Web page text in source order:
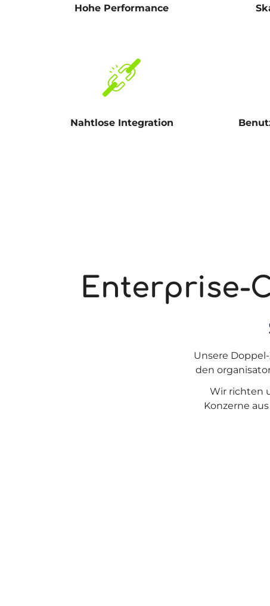
Hohe Performance
Nahtlose Integration
Enterprise-
Unsere
den
Wir richten
Konzerne